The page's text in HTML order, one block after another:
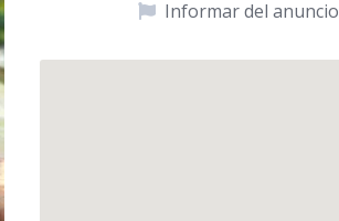
Informar del anuncio